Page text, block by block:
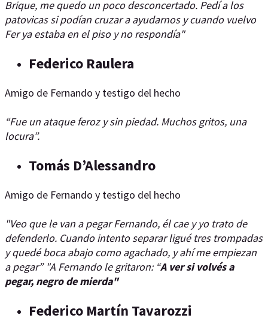
Brique, me quedo un poco desconcertado. Pedí a los
patovicas si podían cruzar a ayudarnos y cuando vuelvo
Fer ya estaba en el piso y no respondía"
Federico Raulera
Amigo de Fernando y testigo del hecho
​​​​​​​“Fue un ataque feroz y sin piedad. Muchos gritos, una
locura”.
Tomás D’Alessandro
Amigo de Fernando y testigo del hecho
"Veo que le van a pegar Fernando, él cae y yo trato de
defenderlo. Cuando intento separar ligué tres trompadas
y quedé boca abajo como agachado, y ahí me empiezan
a pegar” "A Fernando le gritaron: “A ver si volvés a
pegar, negro de mierda"
Federico Martín Tavarozzi